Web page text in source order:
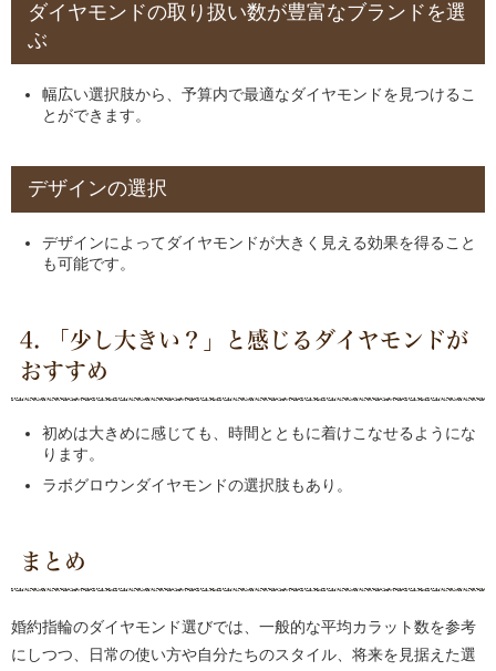
ダイヤモンドの取り扱い数が豊富なブランドを選
ぶ
幅広い選択肢から、予算内で最適なダイヤモンドを見つけるこ
とができます。
デザインの選択
デザインによってダイヤモンドが大きく見える効果を得ること
も可能です。
4. 「少し大きい？」と感じるダイヤモンドが
おすすめ
初めは大きめに感じても、時間とともに着けこなせるようにな
ります。
ラボグロウンダイヤモンドの選択肢もあり。
まとめ
婚約指輪のダイヤモンド選びでは、一般的な平均カラット数を参考
にしつつ、日常の使い方や自分たちのスタイル、将来を見据えた選